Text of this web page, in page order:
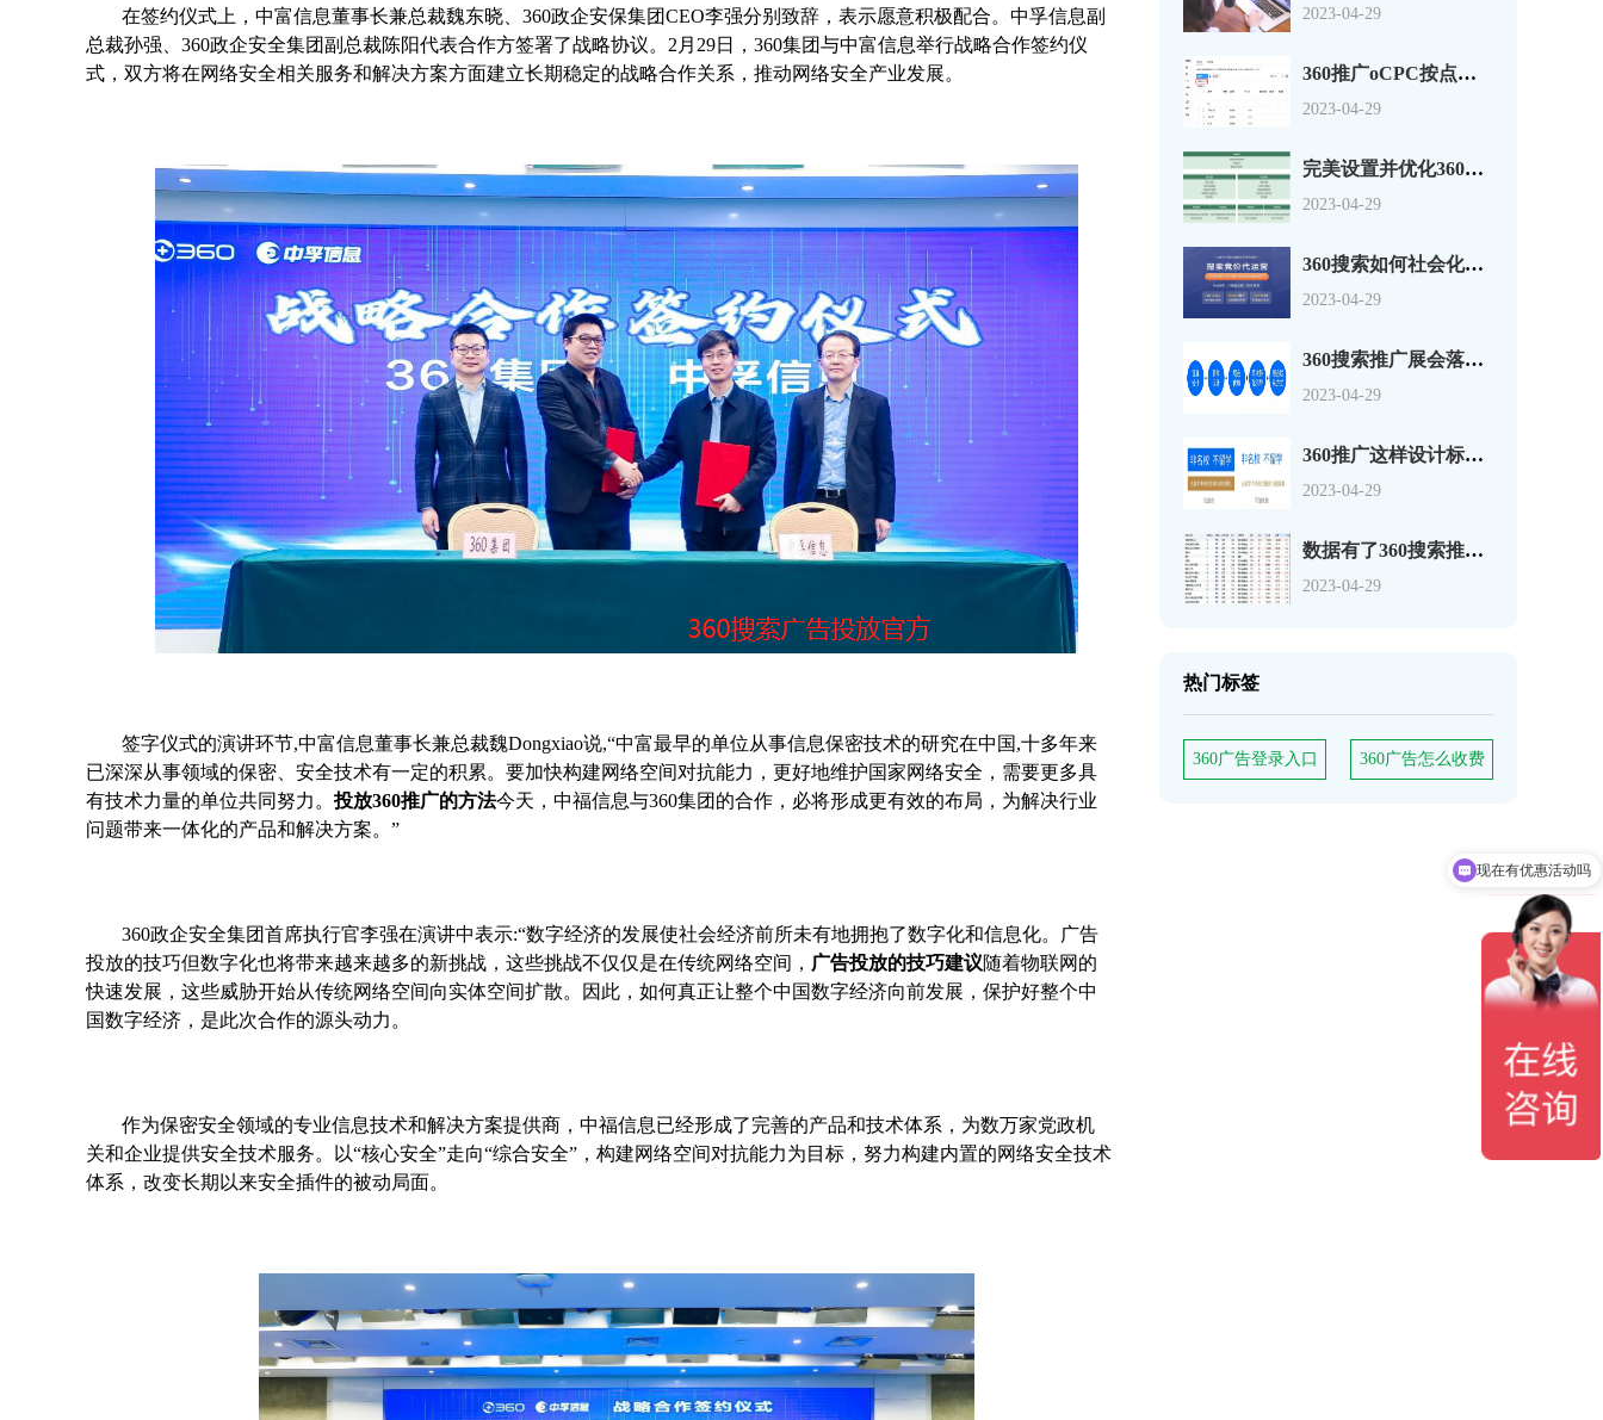
2023-04-29
360推广oCPC按点击出价系数还是目标转化成本？
2023-04-29
完美设置并优化360搜索广告组和广告系列
2023-04-29
360搜索如何社会化营销以及搜索营销
2023-04-29
360搜索推广展会落地页怎么做？一套思路供参考
2023-04-29
360推广这样设计标题，资深优化师都说好！
2023-04-29
数据有了360搜索推广关键词如何分析
2023-04-29
热门标签
360广告登录入口 360广告怎么收费
在签约仪式上，中富信息董事长兼总裁魏东晓、360政企安保集团CEO李强分别致辞，表示愿意积极配合。中孚信息副
总裁孙强、360政企安全集团副总裁陈阳代表合作方签署了战略协议。2月29日，360集团与中富信息举行战略合作签约仪
式，双方将在网络安全相关服务和解决方案方面建立长期稳定的战略合作关系，推动网络安全产业发展。
签字仪式的演讲环节,中富信息董事长兼总裁魏Dongxiao说,“中富最早的单位从事信息保密技术的研究在中国,十多年来
已深深从事领域的保密、安全技术有一定的积累。要加快构建网络空间对抗能力，更好地维护国家网络安全，需要更多具
有技术力量的单位共同努力。投放360推广的方法今天，中福信息与360集团的合作，必将形成更有效的布局，为解决行业
问题带来一体化的产品和解决方案。”
360政企安全集团首席执行官李强在演讲中表示:“数字经济的发展使社会经济前所未有地拥抱了数字化和信息化。广告
投放的技巧但数字化也将带来越来越多的新挑战，这些挑战不仅仅是在传统网络空间， 广告投放的技巧建议随着物联网的
快速发展，这些威胁开始从传统网络空间向实体空间扩散。因此，如何真正让整个中国数字经济向前发展，保护好整个中
国数字经济，是此次合作的源头动力。
作为保密安全领域的专业信息技术和解决方案提供商，中福信息已经形成了完善的产品和技术体系，为数万家党政机
关和企业提供安全技术服务。以“核心安全”走向“综合安全”，构建网络空间对抗能力为目标，努力构建内置的网络安全技术
体系，改变长期以来安全插件的被动局面。
可以介绍下你们的产品么